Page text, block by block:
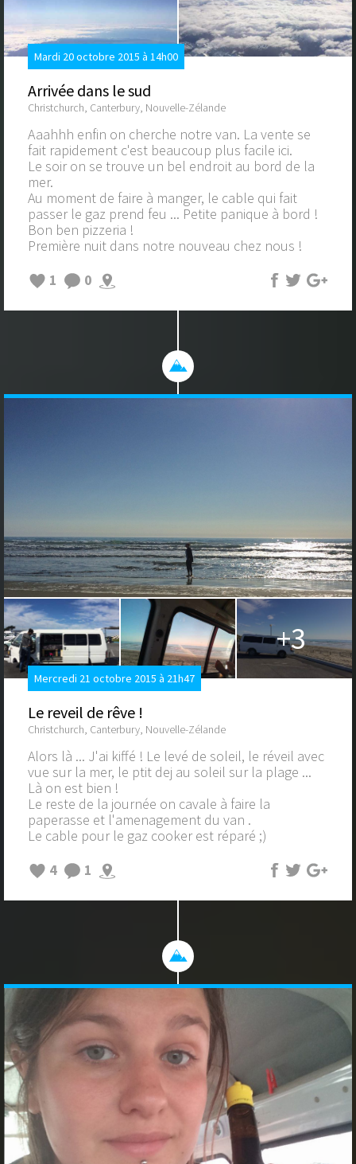
Mardi 20 octobre 2015 à 14h00
Arrivée dans le sud
Christchurch, Canterbury, Nouvelle-Zélande
Aaahhh enfin on cherche notre van. La vente se
fait rapidement c'est beaucoup plus facile ici.
Le soir on se trouve un bel endroit au bord de la
mer.
Au moment de faire à manger, le cable qui fait
passer le gaz prend feu ... Petite panique à bord !
Bon ben pizzeria !
Première nuit dans notre nouveau chez nous !
1
0
+3
Mercredi 21 octobre 2015 à 21h47
Le reveil de rêve !
Christchurch, Canterbury, Nouvelle-Zélande
Alors là ... J'ai kiffé ! Le levé de soleil, le réveil avec
vue sur la mer, le ptit dej au soleil sur la plage ...
Là on est bien !
Le reste de la journée on cavale à faire la
paperasse et l'amenagement du van .
Le cable pour le gaz cooker est réparé ;)
4
1